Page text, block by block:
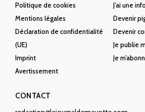
Politique de cookies
Mentions légales
Déclaration de confidentialité
(UE)
Imprint
Avertissement
J’ai une
Devenir
Devenir
Je publie
Je
CONTACT